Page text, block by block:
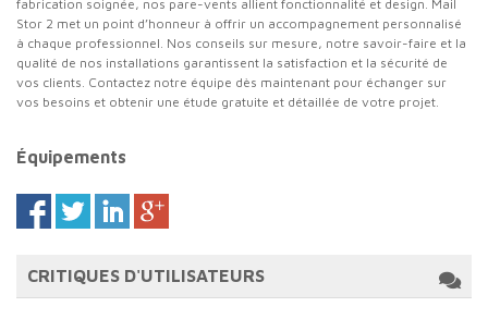
fabrication soignée, nos pare-vents allient fonctionnalité et design. Mail
Stor 2 met un point d’honneur à offrir un accompagnement personnalisé
à chaque professionnel. Nos conseils sur mesure, notre savoir-faire et la
qualité de nos installations garantissent la satisfaction et la sécurité de
vos clients. Contactez notre équipe dès maintenant pour échanger sur
vos besoins et obtenir une étude gratuite et détaillée de votre projet.
Équipements
CRITIQUES D'UTILISATEURS